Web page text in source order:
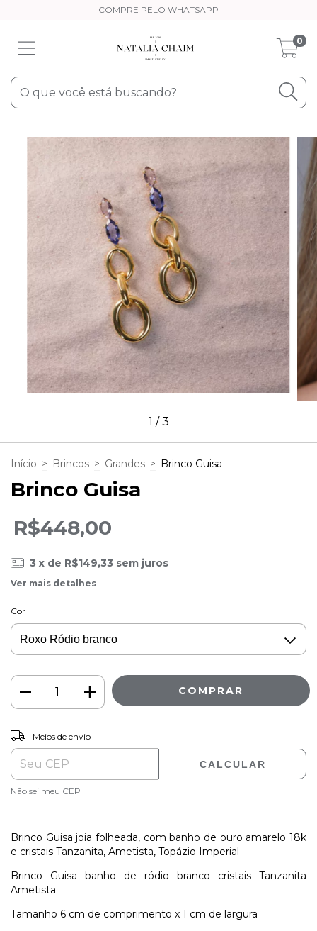
COMPRE PELO WHATSAPP
0
1 /3
Início > Brincos > Grandes > Brinco Guisa
Brinco Guisa
R$448,00
3 x de R$149,33 sem juros
Ver mais detalhes
Cor
Entregas para o CEP:
Meios de envio
CALCULAR
Não sei meu CEP
Brinco Guisa joia folheada, com banho de ouro amarelo 18k
e cristais Tanzanita, Ametista, Topázio Imperial
Brinco Guisa banho de ródio branco cristais Tanzanita
Ametista
Tamanho 6 cm de comprimento x 1 cm de largura